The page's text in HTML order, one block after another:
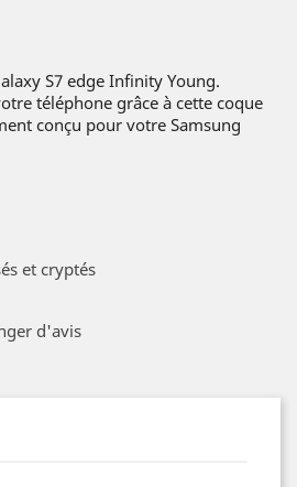
S7 edge Infinity Young.
téléphone grâce à cette coque
conçu pour votre Samsung
et cryptés
d'avis